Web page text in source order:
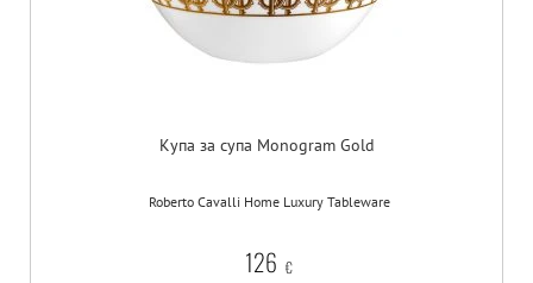
Купа за супа Monogram Gold
Roberto Cavalli Home Luxury Tableware
126 €